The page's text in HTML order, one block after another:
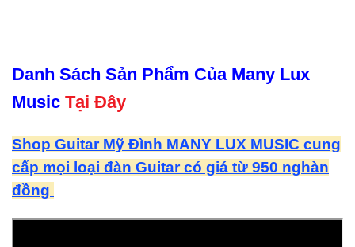
Danh Sách Sản Phẩm Của Many Lux
Music Tại Đây
Shop Guitar Mỹ Đình MANY LUX MUSIC cung
cấp mọi loại đàn Guitar có giá từ 950 nghàn
đồng